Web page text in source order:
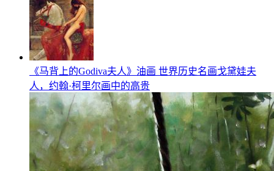
《马背上的Godiva夫人》油画 世界历史名画戈黛娃夫
人，约翰·柯里尔画中的高贵